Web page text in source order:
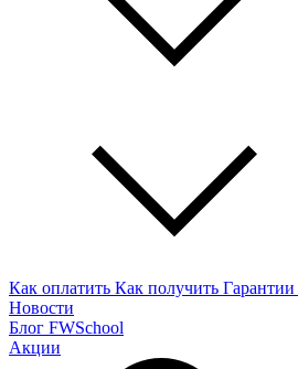
Как оплатить Как получить Гарантии
Новости
Блог FWSchool
Акции